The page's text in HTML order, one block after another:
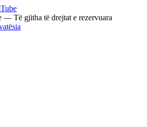
— Të gjitha të drejtat e rezervuara